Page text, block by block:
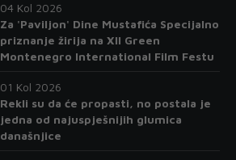
04 Kol 2026
Za 'Paviljon' Dine Mustafića Specijalno
priznanje žirija na XII Green
Montenegro International Film Festu
01 Kol 2026
Rekli su da će propasti, no postala je
jedna od najuspješnijih glumica
današnjice